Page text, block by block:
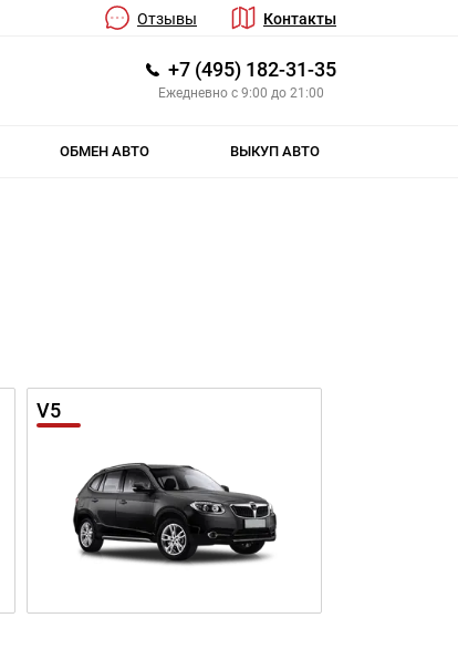
Отзывы Контакты
+7 (495) 182-31-35
Ежедневно с 9:00 до 21:00
ОБМЕН АВТО ВЫКУП АВТО
V5